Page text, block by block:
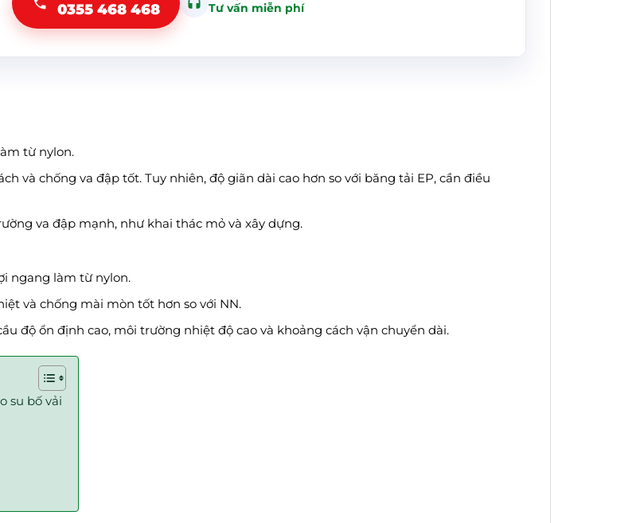
0355 468 468 Tư vấn miễn phí
từ nylon.
và chống va đập tốt. Tuy nhiên, độ giãn dài cao hơn so với băng tải EP, cần điều
va đập mạnh, như khai thác mỏ và xây dựng.
ngang làm từ nylon.
và chống mài mòn tốt hơn so với NN.
độ ổn định cao, môi trường nhiệt độ cao và khoảng cách vận chuyển dài.
su bố vải